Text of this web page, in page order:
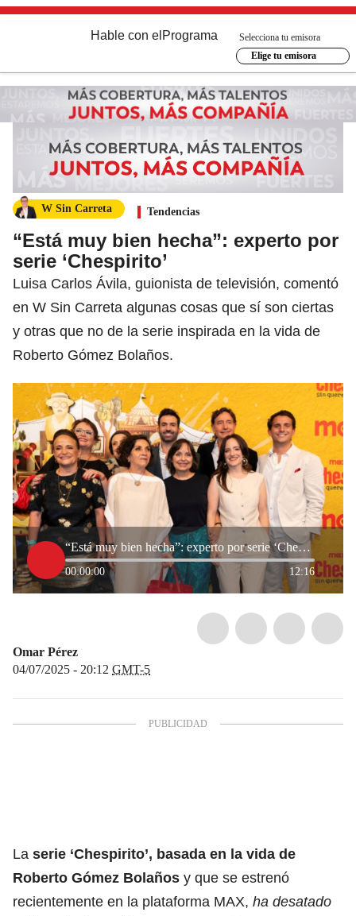
Hable con el Programa
Selecciona tu emisora
Elige tu emisora
W Sin Carreta Tendencias
“Está muy bien hecha”: experto por
serie ‘Chespirito’
Luisa Carlos Ávila, guionista de televisión, comentó
en W Sin Carreta algunas cosas que sí son ciertas
y otras que no de la serie inspirada en la vida de
Roberto Gómez Bolaños.
“Está muy bien hecha”: experto por serie ‘Chespirito’
00:00:00 12:16
Omar Pérez
04/07/2025 - 20:12 GMT-5
La serie ‘Chespirito’, basada en la vida de
Roberto Gómez Bolaños y que se estrenó
recientemente en la plataforma MAX, ha desatado